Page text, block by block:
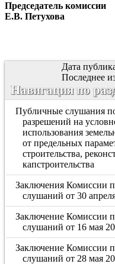
Председатель комиссии
Е.В. Петухова
Дата
Последнее
Навигация по
Публичные слушания
разрешений на
использования
от предельных
строительства,
капстроительства
Заключения Комиссии
слушаний от 30
Заключение Комиссии
слушаний от 16 мая
Заключение Комиссии
слушаний от 28 мая